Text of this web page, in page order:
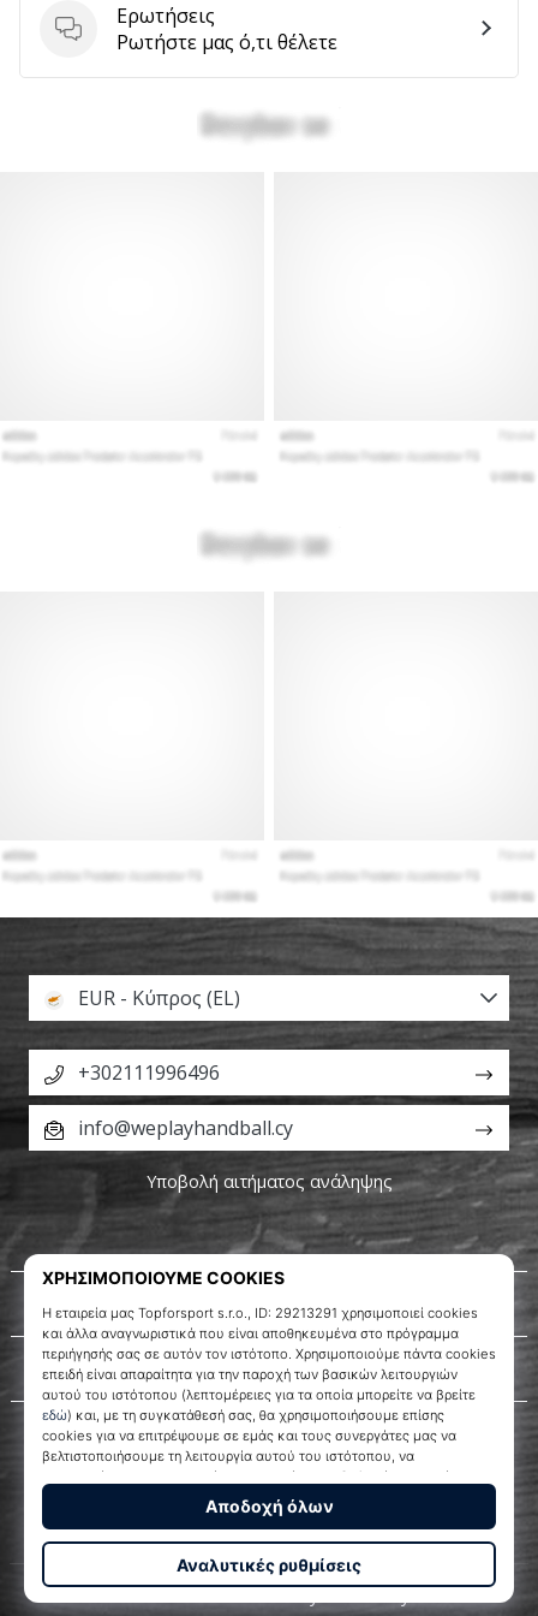
Εμφάνιση
Ερωτήσεις
Ερωτήσεις
Ρωτήστε μας ό,τι θέλετε
WePlayHandball.cy
Σχετικά μ' εμάς
Εξυπηρέτηση πελατών
EUR - Κύπρος (EL)
+302111996496
info@weplayhandball.cy
Υποβολή αιτήματος ανάληψης
© 2010 – 2026 WePlayHandball.cy